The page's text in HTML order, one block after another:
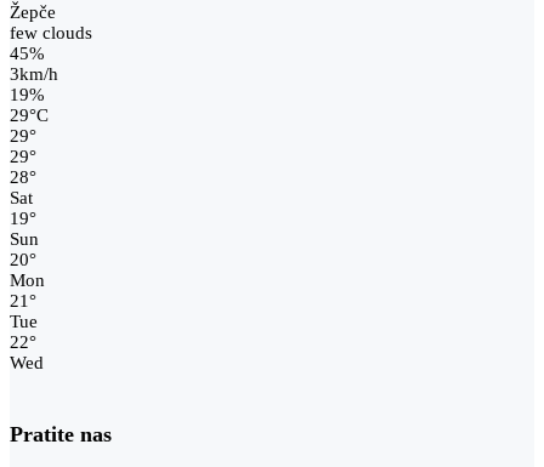
Žepče
few clouds
45%
3km/h
19%
29°C
29°
29°
28°
Sat
19°
Sun
20°
Mon
21°
Tue
22°
Wed
Pratite nas